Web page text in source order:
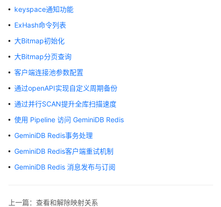
品
介
绍
GeminiDB
Redis
口
介
绍
计
明
keyspace通知功能
ExHash命令列表
大Bitmap初始化
大Bitmap分页查询
客户端连接池参数配置
通过openAPI实现自定义周期备份
通过并行SCAN提升全库扫描速度
使用 Pipeline 访问 GeminiDB Redis
GeminiDB Redis事务处理
GeminiDB Redis客户端重试机制
GeminiDB Redis 消息发布与订阅
上一篇：查看和解除映射关系